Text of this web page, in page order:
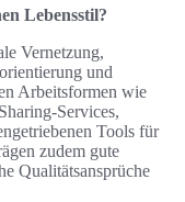
Lebensstil?
Vernetzung,
und
Arbeitsformen wie
Services,
Tools für
zudem gute
Qualitätsansprüche